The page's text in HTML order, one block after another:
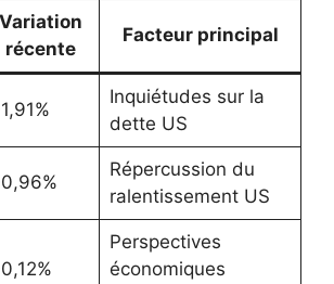
Variation
récente
Facteur principal
Inquiétudes sur la
dette US
Répercussion du
ralentissement US
Perspectives
économiques